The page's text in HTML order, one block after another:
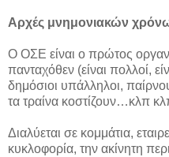
Αρχές μνημονιακών
Ο ΟΣΕ είναι ο πρώτος
πανταχόθεν (είναι πολλοί,
δημόσιοι υπάλληλοι,
τα τραίνα κοστίζουν…κλπ
Διαλύεται σε κομμάτια,
κυκλοφορία, την ακίνητη